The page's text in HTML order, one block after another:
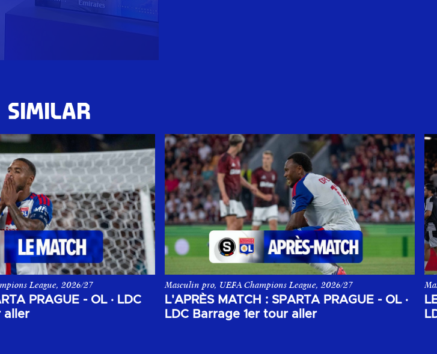
SIMILAR
Prague à l'Olympique Lyonnais.
PRAGUE - OL· LDC
aller
League, 2026/27
de barrage de la Champions League, opposant le Sparta Prague à l'Olympique Lyonnais.
L'APRÈS MATCH : SPARTA PRAGUE - OL·
LDC Barrage 1er tour aller
Masculin pro, UEFA Champions League, 2026/27
L'après match aller du 1er tour de barrage de la Champions